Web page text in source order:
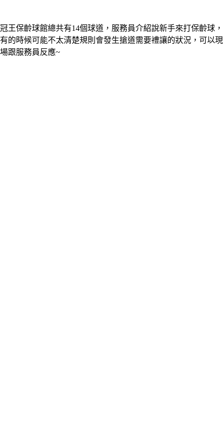
冠王保齡球館總共有14個球道，服務員介紹說新手來打保齡球，
有的時候可能不太清楚規則會發生搶道需要禮讓的狀況，可以現
場跟服務員反應~